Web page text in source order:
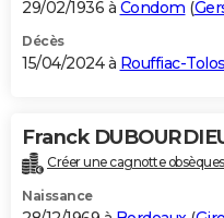
29/02/1936 à Condom (
Décès
15/04/2024 à Rouffiac-
Franck
Créer une cagnotte obsèques
Naissance